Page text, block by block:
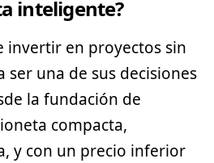
inteligente?
invertir en proyectos sin
una de sus decisiones
la fundación de
compacta,
y con un precio inferior